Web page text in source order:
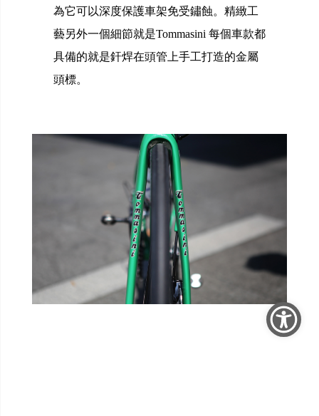
為它可以深度保護車架免受鏽蝕。精緻工
藝另外一個細節就是Tommasini 每個車款都
具備的就是釬焊在頭管上手工打造的金屬
頭標。